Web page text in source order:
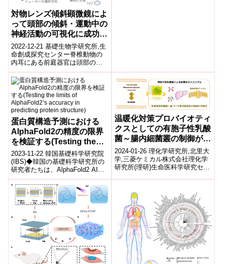
対物レンズ傾斜顕微鏡によ
って頭部の傾斜・運動中の
神経活動の可視化に成功
～頭部の傾きや動きの「方
向」や「動き方」が異なる
場所の内耳感覚細胞によっ
て 受容し分けられること
が明らかに～
2022-12-21 基礎生物学研究所,生
命創成探究センター脊椎動物の
内耳にある前庭器官は頭部の傾
きや動きを受容します。前庭器
官には頭部の傾きや振動などの
直線的...
蛋白質構造予測における
AlphaFold2の精度の限界
を検証する(Testing the
limits of AlphaFold2’s
accuracy in predicting
protein structure)
2023-11-22 韓国基礎科学研究院
(IBS)◆韓国の基礎科学研究所の
研究者たちは、AlphaFold2 AIの
タンパク質構造予測の限界を調
査。DNAによっ...
温暖化対策プロバイオティ
クスとしての有胞子性乳酸
菌～腸内細菌叢の制御が寒
冷感受性に関わる因果構造
の一端を解明～
2024-01-26 理化学研究所,北里大
学,三菱ケミカル株式会社理化学
研究所(理研)生命医科学研究セン